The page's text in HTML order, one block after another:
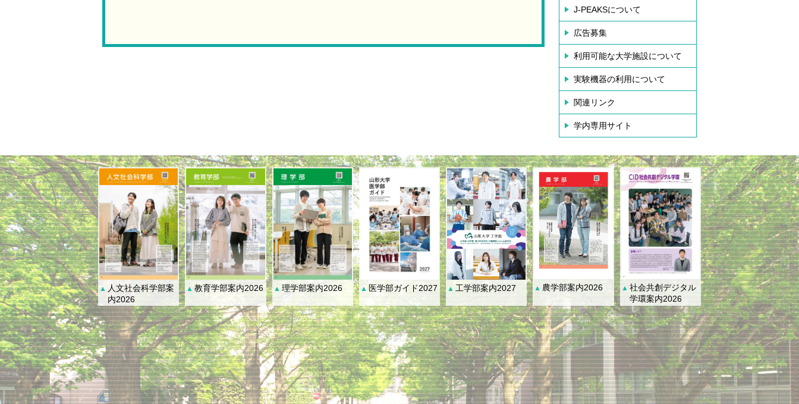
J-PEAKSについて
広告募集
利用可能な大学施設について
実験機器の利用について
関連リンク
学内専用サイト
▲ 人文社会科学部案
内2026
▲ 教育学部案内2026 ▲ 理学部案内2026 ▲ 医学部ガイド2027 ▲ 工学部案内2027 ▲ 農学部案内2026 ▲ 社会共創デジタル
学環案内2026